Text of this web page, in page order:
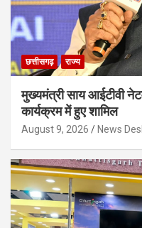
छत्तीसगढ़ राज्य
मुख्यमंत्री साय आईटीवी
कार्यक्रम में हुए शामिल
August 9, 2026 News